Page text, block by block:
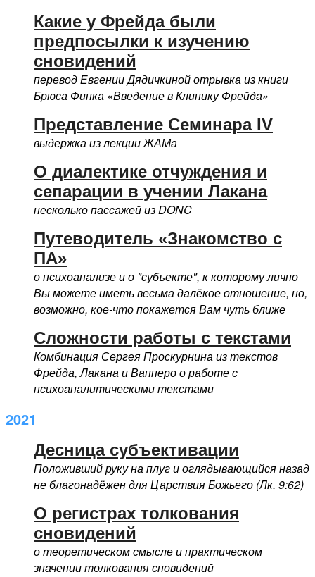
Какие у Фрейда были
предпосылки к изучению
сновидений
перевод Евгении Дядичкиной отрывка из книги
Брюса Финка «Введение в Клинику Фрейда»
Представление Семинара IV
выдержка из лекции ЖАМа
О диалектике отчуждения и
сепарации в учении Лакана
несколько пассажей из DONC
Путеводитель «Знакомство с
ПА»
о психоанализе и о "субъекте", к которому лично
Вы можете иметь весьма далёкое отношение, но,
возможно, кое-что покажется Вам чуть ближе
Сложности работы с текстами
Комбинация Сергея Проскурнина из текстов
Фрейда, Лакана и Вапперо о работе с
психоаналитическими текстами
2021
Десница субъективации
Положивший руку на плуг и оглядывающийся назад
не благонадёжен для Царствия Божьего (Лк. 9:62)
О регистрах толкования
сновидений
о теоретическом смысле и практическом
значении толкования сновидений